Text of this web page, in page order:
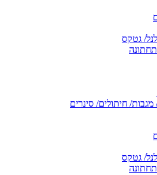
גטקס
חיתולים/ סינרים
גטקס